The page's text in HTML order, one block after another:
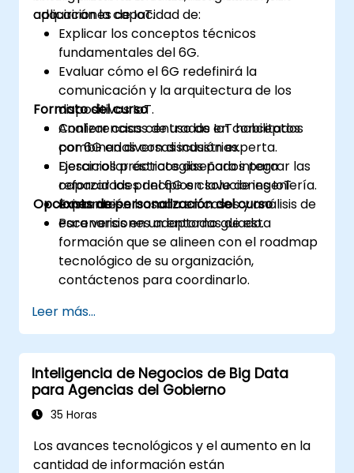
aplicaciones de IoT.
adquirirán la capacidad de:
Explicar los conceptos técnicos
fundamentales del 6G.
Evaluar cómo el 6G redefinirá la
comunicación y la arquitectura de los
dispositivos IoT.
Analizar casos de uso de IoT habilitados
por 6G en diversas industrias.
Desarrollar estrategias para integrar las
capacidades del 6G en soluciones IoT
existentes.
Formato del curso
Conferencias centradas en conceptos
combinadas con discusión experta.
Ejercicios prácticos diseñados para
reforzar los principios clave de ingeniería.
Exploración basada en casos y análisis de
escenarios en un entorno guiado.
Opciones de personalización del curso
Para versiones adaptadas de esta
formación que se alineen con el roadmap
tecnológico de su organización,
contáctenos para coordinarlo.
Leer más...
Inteligencia de Negocios de Big Data
para Agencias del Gobierno
35 Horas
Los avances tecnológicos y el aumento en la
cantidad de información están